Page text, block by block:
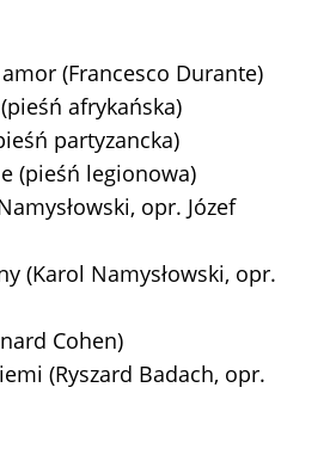
(Francesco Durante)
afrykańska)
partyzancka)
(pieśń legionowa)
opr. Józef
(Karol Namysłowski, opr.
Cohen)
(Ryszard Badach, opr.